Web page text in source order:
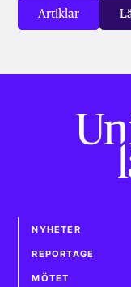
Artiklar
NYHETER
REPORTAGE
MÖTET